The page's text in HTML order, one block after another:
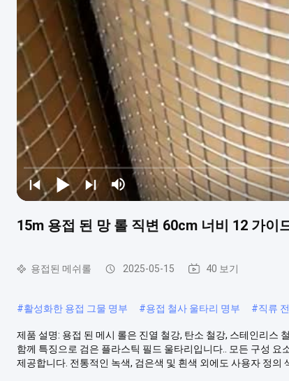
15m 용접 된 망 롤 직변 60cm 너비 12 가이
용접된 메쉬롤 2025-05-15 40 보기
#활성화한 용접 그물 명부 #용접 철사 울타리 명부 #직류
제품 설명: 용접 된 메시 롤은 진열 철강, 탄소 철강, 스테인리스
함께 특징으로 검은 플라스틱 필드 울타리입니다.. 모든 구성
제공합니다. 전통적인 녹색, 검은색 및 흰색 외에도 사용자 정의